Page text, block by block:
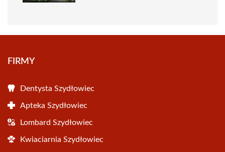
FIRMY
Dentysta Szydłowiec
Apteka Szydłowiec
Lombard Szydłowiec
Kwiaciarnia Szydłowiec